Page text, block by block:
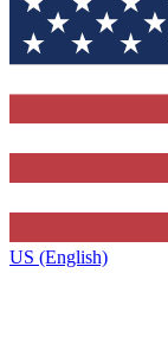
US (English)